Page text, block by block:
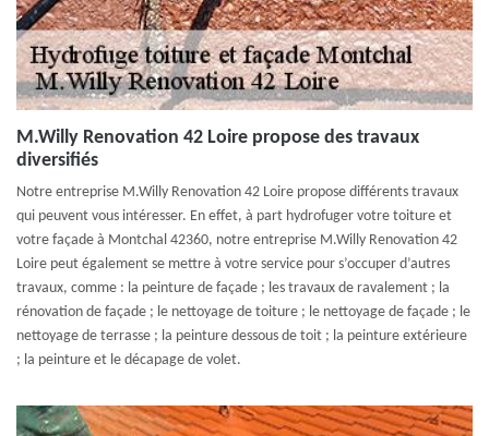
M.Willy Renovation 42 Loire propose des travaux
diversifiés
Notre entreprise M.Willy Renovation 42 Loire propose différents travaux
qui peuvent vous intéresser. En effet, à part hydrofuger votre toiture et
votre façade à Montchal 42360, notre entreprise M.Willy Renovation 42
Loire peut également se mettre à votre service pour s’occuper d’autres
travaux, comme : la peinture de façade ; les travaux de ravalement ; la
rénovation de façade ; le nettoyage de toiture ; le nettoyage de façade ; le
nettoyage de terrasse ; la peinture dessous de toit ; la peinture extérieure
; la peinture et le décapage de volet.